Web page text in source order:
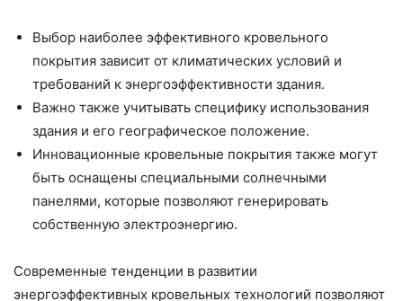
Выбор наиболее эффективного кровельного
покрытия зависит от климатических условий и
требований к энергоэффективности здания.
Важно также учитывать специфику использования
здания и его географическое положение.
Инновационные кровельные покрытия также могут
быть оснащены специальными солнечными
панелями, которые позволяют генерировать
собственную электроэнергию.
Современные тенденции в развитии
энергоэффективных кровельных технологий позволяют